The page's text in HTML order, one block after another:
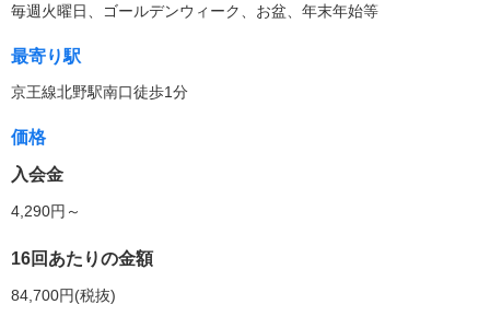
毎週火曜日、ゴールデンウィーク、お盆、年末年始等
最寄り駅
京王線北野駅南口徒歩1分
価格
入会金
4,290円～
16回あたりの金額
84,700円(税抜)